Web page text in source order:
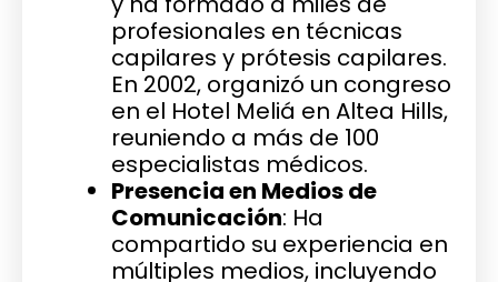
profesionales en técnicas
capilares y prótesis capilares.
En 2002, organizó un congreso
en el Hotel Meliá en Altea Hills,
reuniendo a más de 100
especialistas médicos.
Presencia en Medios de
Comunicación: Ha
compartido su experiencia en
múltiples medios, incluyendo